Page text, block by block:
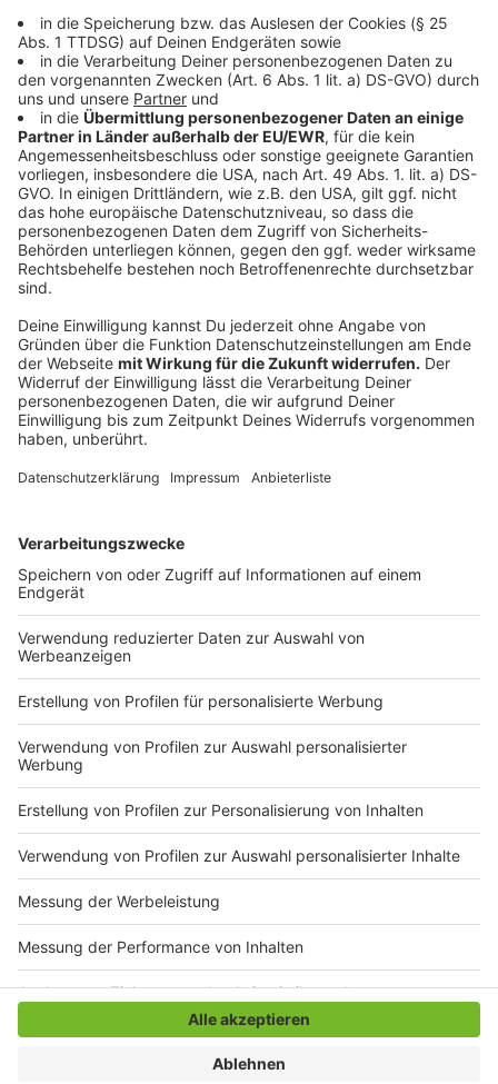
Anzeige
Als Grundregel gilt: Zwei Menschen müssen aneinander
vorbeikommen, heißt mindestens einen Meter muss
die Schneise sein. In einigen Städten und Gemeinden
wird allerdings mehr vorgeschrieben, etwa 1,50 Meter.
Das gilt auch für Grundstücke ohne Gehweg. Dann
muss die Fläche zwischen Grundstück und Straße
entsprechen freigemacht werden. Wichtig: Der
Schnee darf dabei nicht auf die Fahrbahn geschaufelt
Reicht der Platz nicht, muss der Schnee auf einen
Grünstreifen oder dem eigenen Grundstück landen.
Anzeige
Streusalz ist häufig verboten
Viele Kommunen haben inzwischen den Einsatz von
Streusalz durch Privatpersonen verboten. Das soll die
Umwelt schonen. Stattdessen sollte man Sand oder
Split streuen. Ausnahmen gelten teilweise für Rampen
und Treppen, damit diese auch bei Eis und Schnee
sicher benutzbar sind.
Anzeige
Anzeige